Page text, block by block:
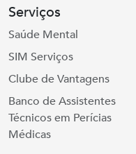
Serviços
Saúde Mental
SIM Serviços
Clube de Vantagens
Banco de Assistentes
Técnicos em Perícias
Médicas